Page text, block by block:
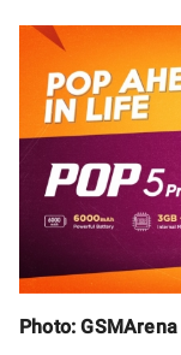
Photo: GSMArena